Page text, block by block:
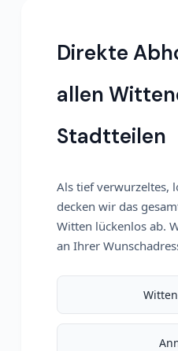
Direkte
allen
Stadtteilen
Als tief verwurzeltes,
decken wir das
Witten lückenlos ab.
an Ihrer